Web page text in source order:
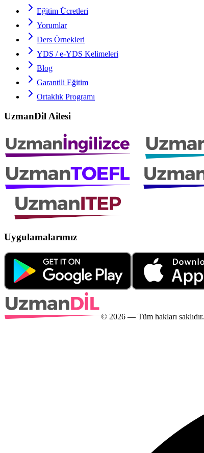
Eğitim Ücretleri
Yorumlar
Ders Örnekleri
YDS / e-YDS Kelimeleri
Blog
Garantili Eğitim
Ortaklık Programı
UzmanDil Ailesi
Uygulamalarımız
© 2026 — Tüm hakları saklıdır.